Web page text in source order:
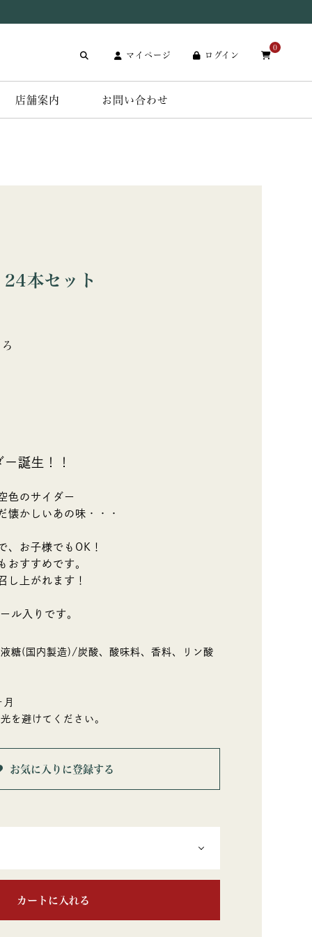
マイページ ログイン
0
店舗案内 お問い合わせ
本セット
誕生！！
色のサイダー
懐かしいあの味・・・
、お子様でもOK！
おすすめです。
し上がれます！
ル入りです。
糖(国内製造)/炭酸、酸味料、香料、リン酸
を避けてください。
お気に入りに登録する
カートに入れる